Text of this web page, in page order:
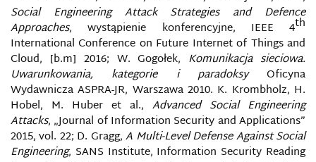
Social Engineering Attack Strategies and Defence
Approaches, wystąpienie konferencyjne, IEEE 4th
International Conference on Future Internet of Things and
Cloud, [b.m] 2016; W. Gogołek, Komunikacja sieciowa.
Uwarunkowania, kategorie i paradoksyOficyna
Wydawnicza ASPRA-JR, Warszawa 2010. K. Krombholz, H.
Hobel, M. Huber et al., Advanced Social Engineering
Attacks, „Journal of Information Security and Applications”
2015, vol. 22; D. Gragg,A Multi-Level Defense Against Social
Engineering, SANS Institute, Information Security Reading
INFORMACYJNA REWOLUCJA W SPRAWACH
WOJSKOWYCH
INFORMACYJNE OPERACJE SPECJALNE KREMLA
PRZECIWKO UKRAINIE
INFORMACYJNY WYMIAR MIĘKKIEJ SIŁY, MIĘKKA
SIŁA